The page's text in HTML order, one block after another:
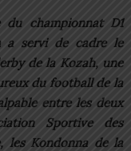
championnat D1
a servi de cadre le
de la Kozah, une
du football de la
entre les deux
Sportive des
les Kondonna de la